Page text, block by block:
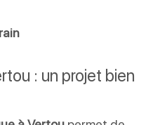
: un projet bien